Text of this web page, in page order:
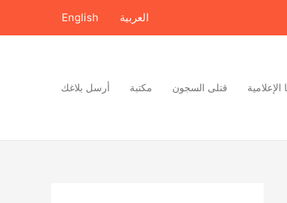
العربية English
الإعلامية قتلى السجون مكتبة أرسل بلاغك